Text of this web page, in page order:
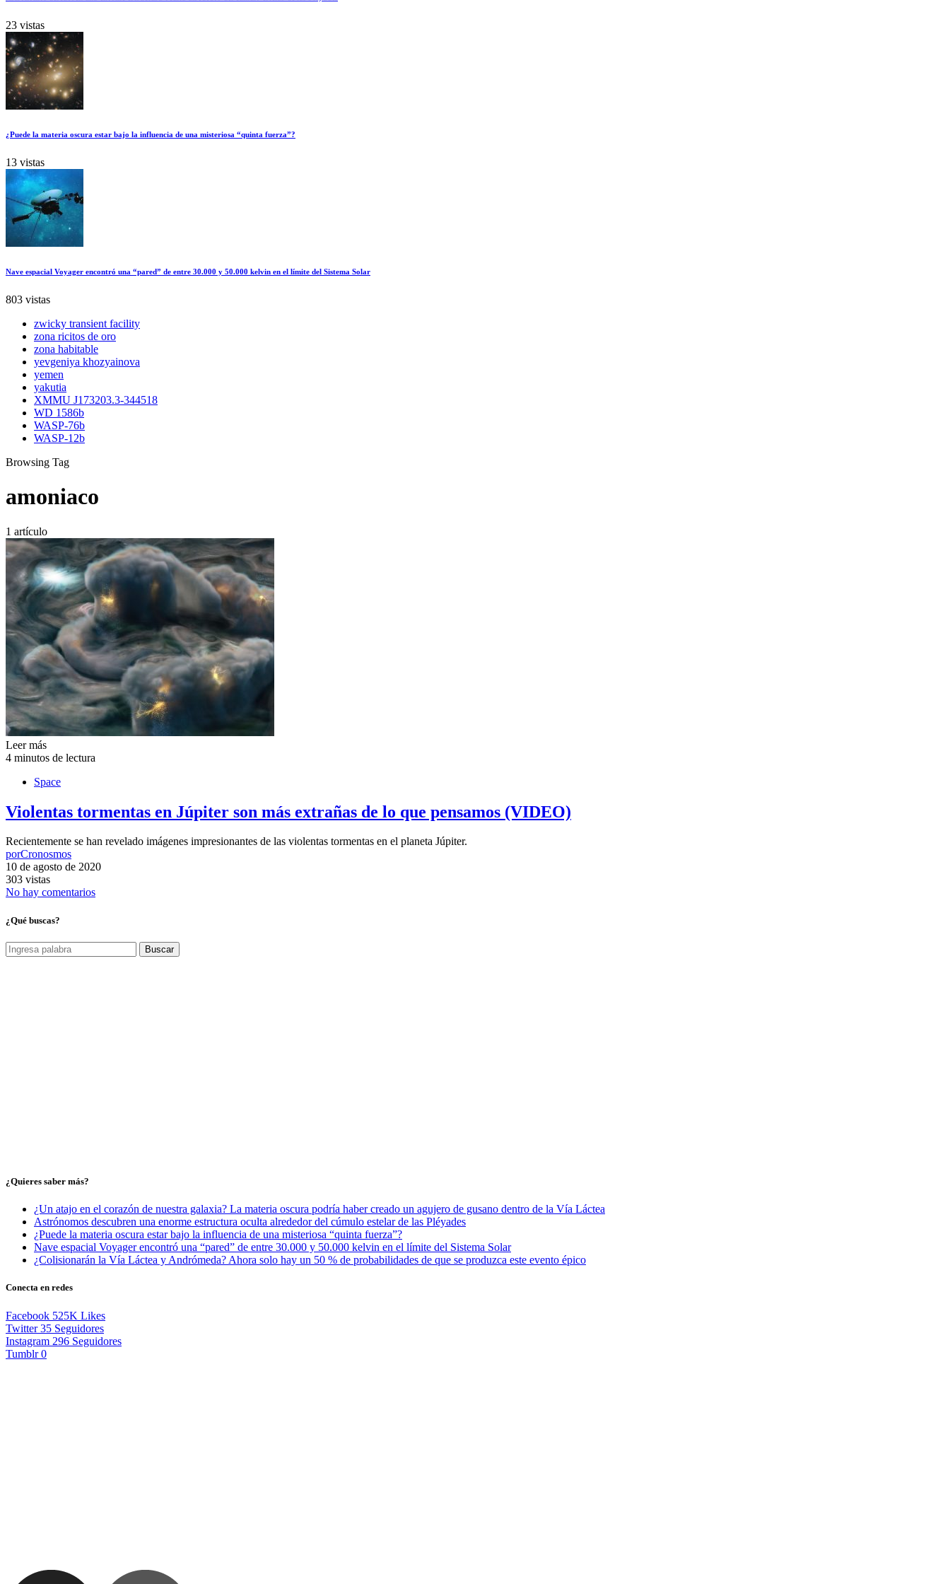
23 vistas
¿Puede la materia oscura estar bajo la influencia de una misteriosa “quinta fuerza”?
13 vistas
Nave espacial Voyager encontró una “pared” de entre 30.000 y 50.000 kelvin en el límite del Sistema Solar
803 vistas
zwicky transient facility
zona ricitos de oro
zona habitable
yevgeniya khozyainova
yemen
yakutia
XMMU J173203.3-344518
WD 1586b
WASP-76b
WASP-12b
Browsing Tag
amoniaco
1 artículo
Leer más
4 minutos de lectura
Space
Violentas tormentas en Júpiter son más extrañas de lo que pensamos (VIDEO)
Recientemente se han revelado imágenes impresionantes de las violentas tormentas en el planeta Júpiter.
porCronosmos
10 de agosto de 2020
303 vistas
No hay comentarios
¿Qué buscas?
Buscar
¿Quieres saber más?
¿Un atajo en el corazón de nuestra galaxia? La materia oscura podría haber creado un agujero de gusano dentro de la Vía Láctea
Astrónomos descubren una enorme estructura oculta alrededor del cúmulo estelar de las Pléyades
¿Puede la materia oscura estar bajo la influencia de una misteriosa “quinta fuerza”?
Nave espacial Voyager encontró una “pared” de entre 30.000 y 50.000 kelvin en el límite del Sistema Solar
¿Colisionarán la Vía Láctea y Andrómeda? Ahora solo hay un 50 % de probabilidades de que se produzca este evento épico
Conecta en redes
Facebook 525K Likes
Twitter 35 Seguidores
Instagram 296 Seguidores
Tumblr 0